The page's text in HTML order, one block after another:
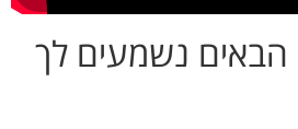
נשמעים לך